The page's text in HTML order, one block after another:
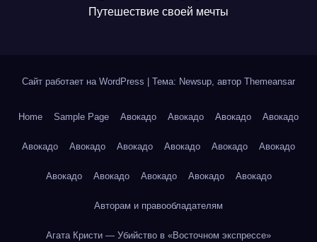
Путешествие своей мечты
Сайт работает на WordPress Тема: Newsup, автор Themeansar
Home Sample Page Авокадо Авокадо Авокадо Авокадо
Авокадо Авокадо Авокадо Авокадо Авокадо Авокадо
Авокадо Авокадо Авокадо Авокадо Авокадо
Авторам и правообладателям
Агата Кристи — Убийство в «Восточном экспрессе»